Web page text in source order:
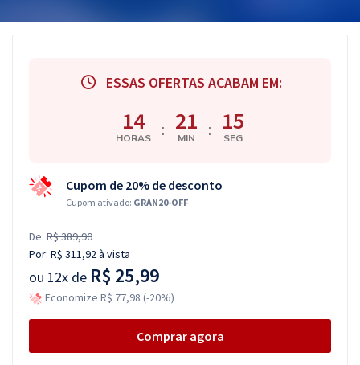
ESSAS OFERTAS ACABAM EM:
14
HORAS : 21
MIN : 14
SEG
Cupom de 20% de desconto
Cupom ativado: GRAN20-OFF
De: R$ 389,90
Por: R$ 311,92à vista
ou 12x de R$ 25,99
Economize R$ 77,98 (-20%)
Comprar agora